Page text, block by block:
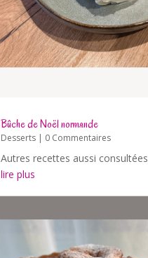
Bûche de Noël normande
Desserts| 0 Commentaires
Autres recettes aussi consultées
lire plus